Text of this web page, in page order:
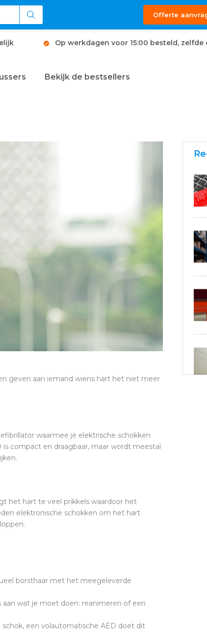
Offerte
Op werkdagen voor 15:00 besteld, zelfde
Bekijk de bestsellers
geven aan iemand wiens hart het niet meer
waarmee je elektrische schokken
compact en draagbaar, maar wordt meestal
het hart te veel prikkels waardoor het
elektronische schokken om het hart
borsthaar met het meegeleverde
wat je moet doen: reanimeren of een
een volautomatische AED doet dit